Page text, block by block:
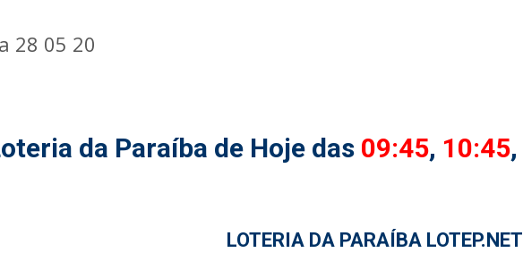
28 05 20
da Paraíba de Hoje das 09:45, 10:45,
LOTERIA DA PARAÍBA LOTEP.NET